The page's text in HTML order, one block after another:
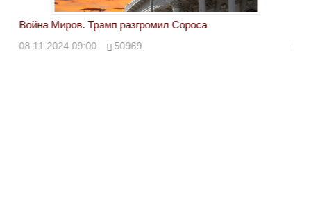
Война Миров. Трамп разгромил Сороса
08.11.2024 09:00 50969